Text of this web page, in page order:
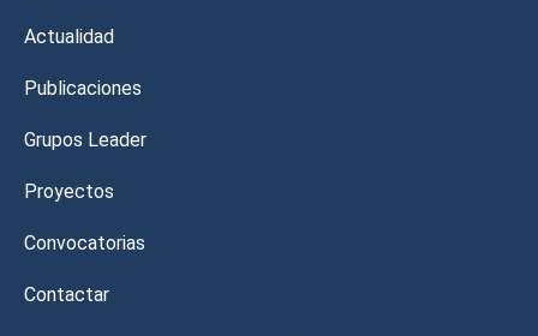
Actualidad
Publicaciones
Grupos Leader
Proyectos
Convocatorias
Contactar